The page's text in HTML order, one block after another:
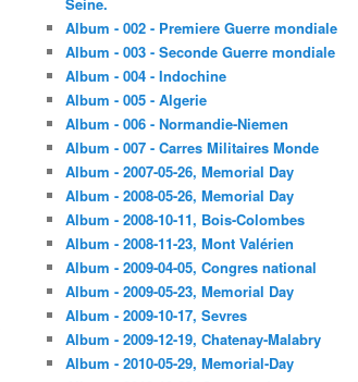
Album - 002 - Premiere Guerre mondiale
Album - 003 - Seconde Guerre mondiale
Album - 004 - Indochine
Album - 005 - Algerie
Album - 006 - Normandie-Niemen
Album - 007 - Carres Militaires Monde
Album - 2007-05-26, Memorial Day
Album - 2008-05-26, Memorial Day
Album - 2008-10-11, Bois-Colombes
Album - 2008-11-23, Mont Valérien
Album - 2009-04-05, Congres national
Album - 2009-05-23, Memorial Day
Album - 2009-10-17, Sevres
Album - 2009-12-19, Chatenay-Malabry
Album - 2010-05-29, Memorial-Day